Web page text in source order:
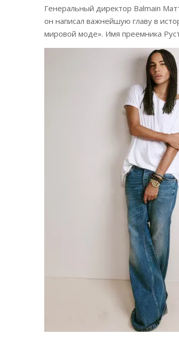
Генеральный директор Balmain
он написал важнейшую главу в
мировой моде». Имя преемника